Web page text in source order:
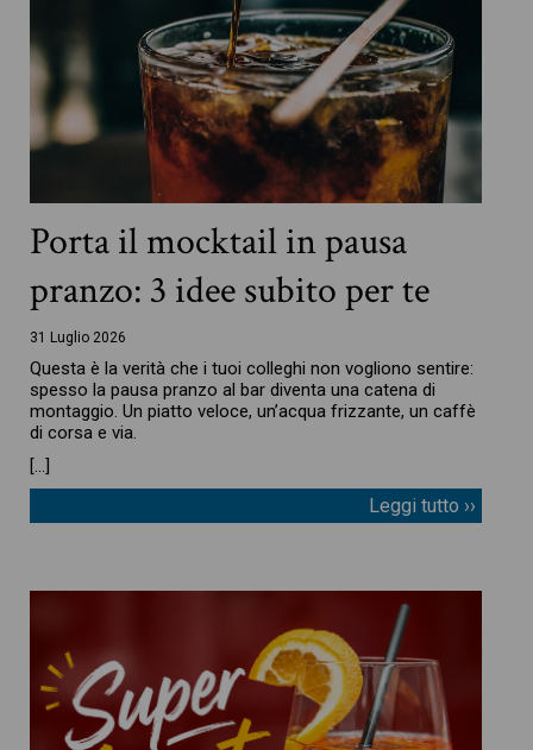
Porta il mocktail in pausa
pranzo: 3 idee subito per te
31 Luglio 2026
Questa è la verità che i tuoi colleghi non vogliono sentire:
spesso la pausa pranzo al bar diventa una catena di
montaggio. Un piatto veloce, un’acqua frizzante, un caffè
di corsa e via.
[…]
Leggi tutto ››